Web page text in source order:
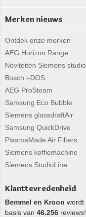
Merken nieuws
Ontdek onze merken
AEG Horizon Range
Noviteiten Siemens
Bosch i-DOS
AEG ProSteam
Samsung Eco Bubble
Siemens glassdraftAir
Samsung QuickDrive
PlasmaMade Air Filters
Siemens koffiemachine
Siemens StudioLine
Klanttevredenheid
Bemmel en Kroon wordt
basis van 46.256 reviews!